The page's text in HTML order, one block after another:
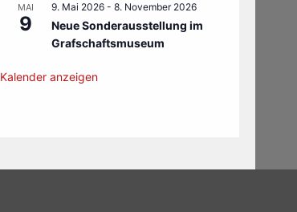
MAI
9
9. Mai 2026 - 8. November 2026
Neue Sonderausstellung im
Grafschaftsmuseum
Kalender anzeigen